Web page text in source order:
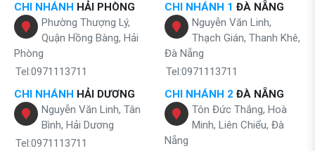
CHI NHÁNH HẢI PHÒNG
Phường Thượng Lý,
Quận Hồng Bàng, Hải
Phòng
Tel:0971113711
CHI NHÁNH HẢI DƯƠNG
Nguyễn Văn Linh, Tân
Bình, Hải Dương
Tel:0971113711
CHI NHÁNH 1 ĐÀ NẴNG
Nguyễn Văn Linh,
Thạch Gián, Thanh Khê,
Đà Nẵng
Tel:0971113711
CHI NHÁNH 2 ĐÀ NẴNG
Tôn Đức Thắng, Hoà
Minh, Liên Chiểu, Đà
Nẵng